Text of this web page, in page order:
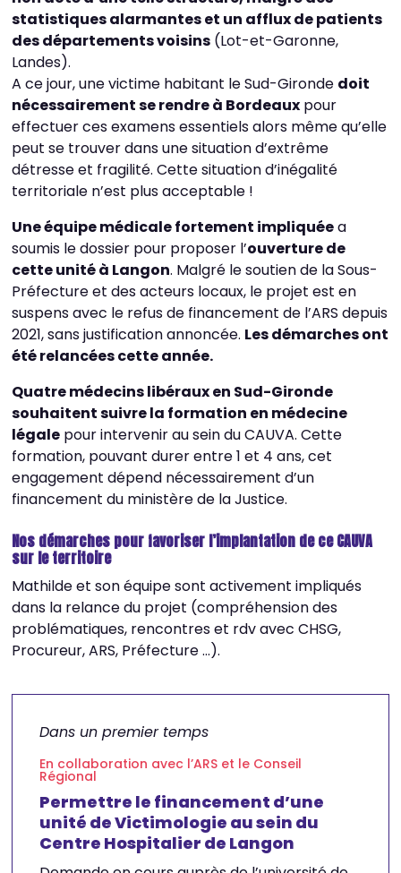
statistiques alarmantes et un afflux de patients
des départements voisins (Lot-et-Garonne,
Landes).
A ce jour, une victime habitant le Sud-Gironde doit
nécessairement se rendre à Bordeaux pour
effectuer ces examens essentiels alors même qu’elle
peut se trouver dans une situation d’extrême
détresse et fragilité. Cette situation d’inégalité
territoriale n’est plus acceptable !
Une équipe médicale fortement impliquéea
soumis le dossier pour proposer l’ouverture de
cette unité à Langon. Malgré le soutien de la Sous-
Préfecture et des acteurs locaux, le projet est en
suspens avec le refus de financement de l’ARS depuis
2021, sans justification annoncée. Les démarches ont
été relancées cette année.
Quatre médecins libéraux en Sud-Gironde
souhaitent suivre la formation en médecine
légale pour intervenir au sein du CAUVA. Cette
formation, pouvant durer entre 1 et 4 ans, cet
engagement dépend nécessairement d’un
financement du ministère de la Justice.
Nos démarches pour favoriser l’implantation de ce CAUVA
sur le territoire
Mathilde et son équipe sont activement impliqués
dans la relance du projet (compréhension des
problématiques, rencontres et rdv avec CHSG,
Procureur, ARS, Préfecture …).
Dans un premier temps
En collaboration avec l’ARS et le Conseil
Régional
Permettre le financement d’une
unité de Victimologie au sein du
Centre Hospitalier de Langon